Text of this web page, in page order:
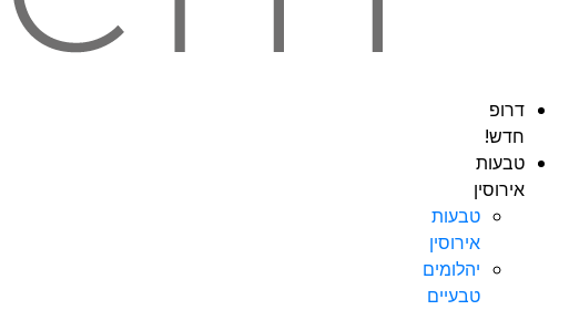
דרופ
חדש!
טבעות
אירוסין
טבעות
אירוסין
יהלומים
טבעיים